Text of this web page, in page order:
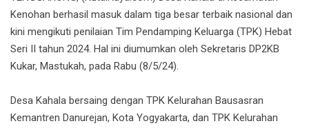
Kenohan berhasil masuk dalam tiga besar terbaik nasional dan
kini mengikuti penilaian Tim Pendamping Keluarga (TPK) Hebat
Seri II tahun 2024. Hal ini diumumkan oleh Sekretaris DP2KB
Kukar, Mastukah, pada Rabu (8/5/24).
Desa Kahala bersaing dengan TPK Kelurahan Bausasran
Kemantren Danurejan, Kota Yogyakarta, dan TPK Kelurahan